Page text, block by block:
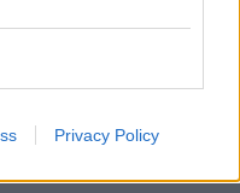
Privacy Policy